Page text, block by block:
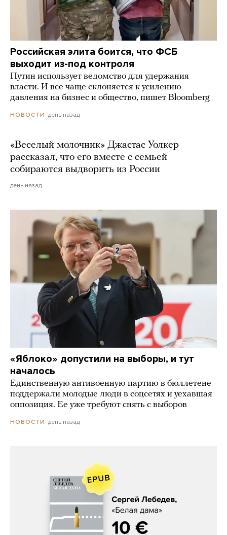
Российская элита боится, что ФСБ
выходит из-под контроля
Путин использует ведомство для удержания
власти. И все чаще склоняется к усилению
давления на бизнес и общество, пишет Bloomberg
НОВОСТИ день назад
«Веселый молочник» Джастас Уолкер
рассказал, что его вместе с семьей
собираются выдворить из России
день назад
«Яблоко» допустили на выборы, и тут
началось
Единственную антивоенную партию в бюллетене
поддержали молодые люди в соцсетях и уехавшая
оппозиция. Ее уже требуют снять с выборов
НОВОСТИ день назад